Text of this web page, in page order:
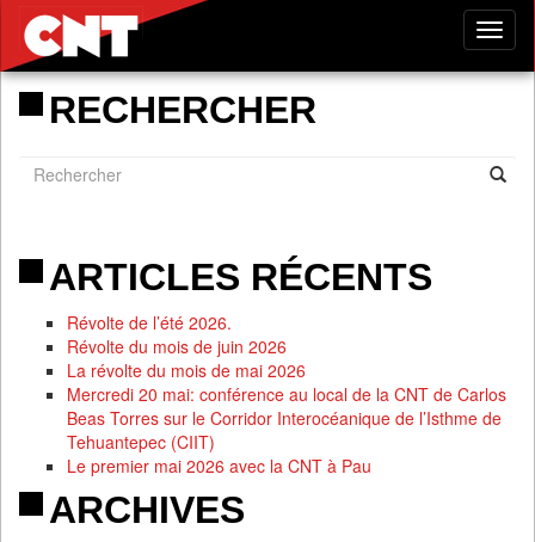
RECHERCHER
ARTICLES RÉCENTS
Révolte de l’été 2026.
Révolte du mois de juin 2026
La révolte du mois de mai 2026
Mercredi 20 mai: conférence au local de la CNT de Carlos
Beas Torres sur le Corridor Interocéanique de l’Isthme de
Tehuantepec (CIIT)
Le premier mai 2026 avec la CNT à Pau
ARCHIVES